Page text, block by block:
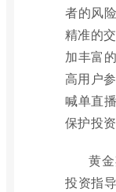
者的风
精准的
加丰富
高用户
喊单直
保护投资
黄
投资指